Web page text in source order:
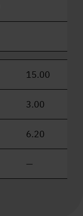
15.00
3.00
6.20
—